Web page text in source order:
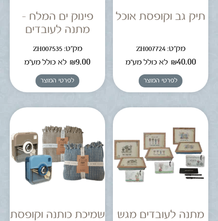
תיק גב וקופסת אוכל
מק"ט: ZH007724
₪40.00 לא כולל מע"מ
לפרטי המוצר
פינוק ים המלח –
מתנה לעובדים
מק"ט: ZH007535
₪9.00 לא כולל מע"מ
לפרטי המוצר
מתנה לעובדים מגש
שמיכת כותנה וקופסת